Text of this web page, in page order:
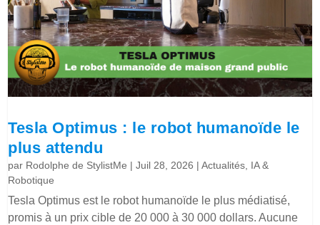
Tesla Optimus : le robot humanoïde le
plus attendu
par Rodolphe de StylistMe |Juil 28, 2026 |Actualités, IA &
Robotique
Tesla Optimus est le robot humanoïde le plus médiatisé,
promis à un prix cible de 20 000 à 30 000 dollars. Aucune